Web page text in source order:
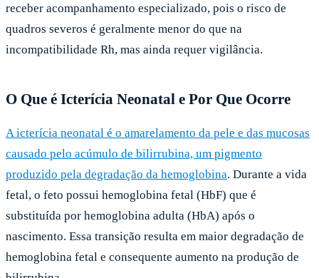
receber acompanhamento especializado, pois o risco de
quadros severos é geralmente menor do que na
incompatibilidade Rh, mas ainda requer vigilância.
O Que é Icterícia Neonatal e Por Que Ocorre
A icterícia neonatal é o amarelamento da pele e das mucosas
causado pelo acúmulo de bilirrubina, um pigmento
produzido pela degradação da hemoglobina. Durante a vida
fetal, o feto possui hemoglobina fetal (HbF) que é
substituída por hemoglobina adulta (HbA) após o
nascimento. Essa transição resulta em maior degradação de
hemoglobina fetal e consequente aumento na produção de